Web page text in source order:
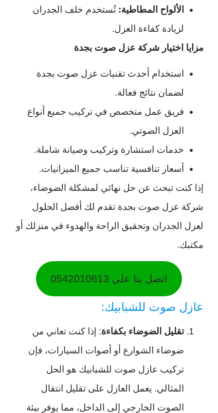
الألواح المطاطية: تُستخدم خلف الجدران
لزيادة كفاءة العزل.
مزايا اختيار شركة عزل صوت بجدة
استخدام أحدث تقنيات عزل صوت بجدة
لضمان نتائج فعالة.
فريق عمل متخصص في تركيب جميع أنواع
العزل الصوتي.
خدمات استشارة وتركيب وصيانة شاملة.
أسعار تنافسية تناسب جميع الميزانيات.
إذا كنت تبحث عن حل نهائي لمشكلة الضوضاء،
شركة عزل صوت بجدة تقدم لك أفضل الحلول
لعزل الجدران وتحقيق الراحة والهدوء في منزلك أو
مكتبك.
اتصل بنا علي 0542010613
عازل صوت للشبابيك:
تقليل الضوضاء بكفاءة: إذا كنت تعاني من
ضوضاء الشوارع أو أصوات السيارات، فإن
تركيب عازل صوت للشبابيك هو الحل
المثالي. يعمل العازل على تقليل انتقال
الصوت الخارجي إلى الداخل، مما يوفر بيئة